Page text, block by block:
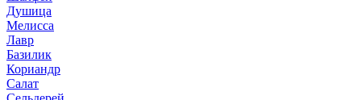
Душица
Мелисса
Лавр
Базилик
Кориандр
Салат